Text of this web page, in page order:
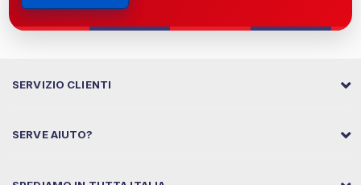
SERVIZIO CLIENTI
SERVE AIUTO?